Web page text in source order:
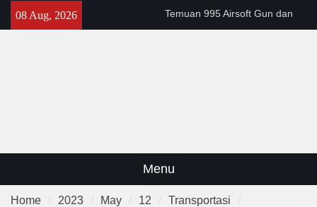
08 Aug, 2026
Temuan 995 Airsoft Gun dan
Narkoba di Sekolah Kebayoran
Menu
Home 2023 May 12
Transportasi